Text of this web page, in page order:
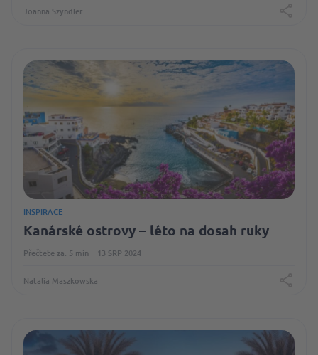
Joanna Szyndler
INSPIRACE
Kanárské ostrovy – léto na dosah ruky
Přečtete za: 5 min 13 SRP 2024
Natalia Maszkowska